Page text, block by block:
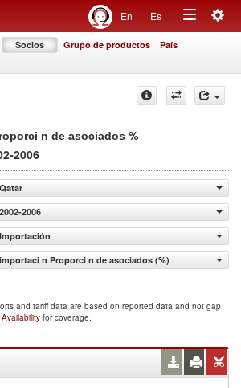
En Es
Toggle
Socios Grupo de productos País
n de asociados %
2006
Qatar
2002-2006
Importación
importaci n Proporci n de asociados (%)
and tariff data are based on reported data and not gap
for coverage.